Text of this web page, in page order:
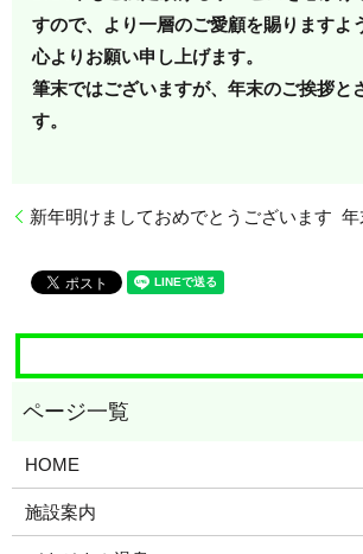
すので、より一層のご愛顧を賜りますよ
心よりお願い申し上げます。
筆末ではございますが、年末のご挨拶と
す。
新年明けましておめでとうございます 年
HOME
施設案内